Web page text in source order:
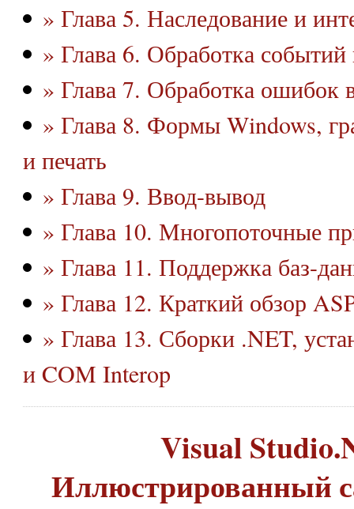
» Глава 5. Наследование и
» Глава 6. Обработка событий
» Глава 7. Обработка ошибок
» Глава 8. Формы Windows,
и печать
» Глава 9. Ввод-вывод
» Глава 10. Многопоточные
» Глава 11. Поддержка баз-
» Глава 12. Краткий обзор
» Глава 13. Сборки .NET,
и COM Interop
Visual
Иллюстрированный